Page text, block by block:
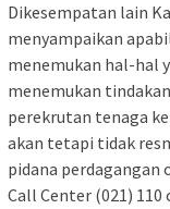
Dikesempatan lain
menyampaikan
menemukan hal-hal
menemukan
perekrutan tenaga
akan tetapi tidak
pidana perdagangan
Call Center (021)